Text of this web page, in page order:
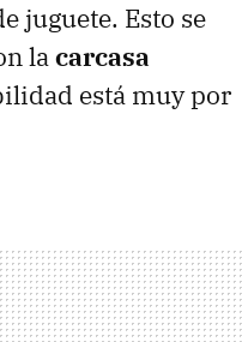
juguete. Esto se
lacarcasa
está muy por